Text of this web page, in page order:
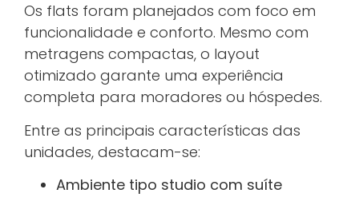
Os flats foram planejados com foco em
funcionalidade e conforto. Mesmo com
metragens compactas, o layout
otimizado garante uma experiência
completa para moradores ou hóspedes.
Entre as principais características das
unidades, destacam-se:
Ambiente tipo studio com suíte